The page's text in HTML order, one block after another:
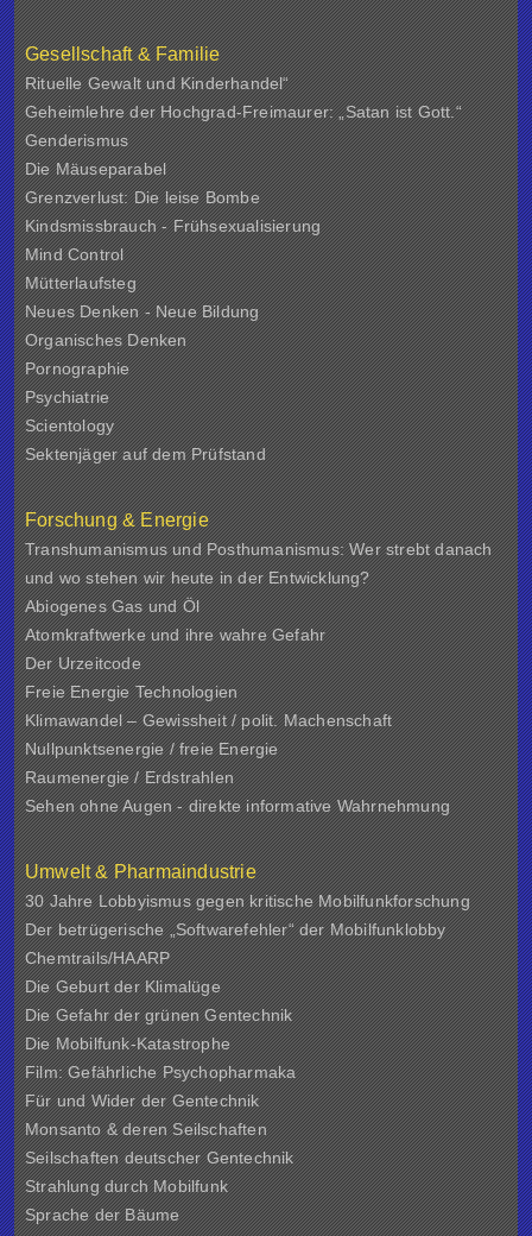
Gesellschaft & Familie
Rituelle Gewalt und Kinderhandel“
Geheimlehre der Hochgrad-Freimaurer: „Satan ist Gott.“
Genderismus
Die Mäuseparabel
Grenzverlust: Die leise Bombe
Kindsmissbrauch - Frühsexualisierung
Mind Control
Mütterlaufsteg
Neues Denken - Neue Bildung
Organisches Denken
Pornographie
Psychiatrie
Scientology
Sektenjäger auf dem Prüfstand
Forschung & Energie
Transhumanismus und Posthumanismus: Wer strebt danach
und wo stehen wir heute in der Entwicklung?
Abiogenes Gas und Öl
Atomkraftwerke und ihre wahre Gefahr
Der Urzeitcode
Freie Energie Technologien
Klimawandel – Gewissheit / polit. Machenschaft
Nullpunktsenergie / freie Energie
Raumenergie / Erdstrahlen
Sehen ohne Augen - direkte informative Wahrnehmung
Umwelt & Pharmaindustrie
30 Jahre Lobbyismus gegen kritische Mobilfunkforschung
Der betrügerische „Softwarefehler“ der Mobilfunklobby
Chemtrails/HAARP
Die Geburt der Klimalüge
Die Gefahr der grünen Gentechnik
Die Mobilfunk-Katastrophe
Film: Gefährliche Psychopharmaka
Für und Wider der Gentechnik
Monsanto & deren Seilschaften
Seilschaften deutscher Gentechnik
Strahlung durch Mobilfunk
Sprache der Bäume